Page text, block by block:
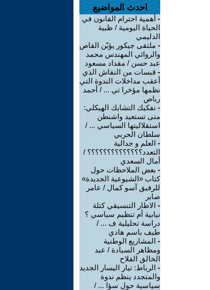
احدث المواضيع
- أهمية احترام القانون في
الحياة اليومية / ظبية
الدليمي
- ملتقى جيكور يؤبّن القاص
والروائي المهندس محمد
عبد حسن / مقداد مسعود
- قبسات من النقاش الذي
أعقب مداخلات الندوة التي
نظمها مؤخرا تي ... / أحمد
رباص
- تفكيك التشابك الهيكلي:
متى تستعيد واشنطن
استقلاليتها السياسي ... /
سلطان الحربي
- العلم و جدالية
التعدد؟؟؟؟؟؟؟؟؟؟؟؟؟؟ /
أمال السعدي
- بعض الملاحظات حول
كتاب «الشيوعية الجديدة»
للرفيق آسو كمال / عامر
صابر
- الاطار التنسيقي كتلة
نيابية أم تنظيم سياسي ؟
دراسة تحليلية ف ... /
طيف باسم هادي
- المشاريع الوطنية
ومظاهر السيادة / عبد
الخالق الفلاح
- الرباط: تيار اليسار الجديد
والمتجدد ينظم ندوة
سياسية حول سؤا ... /